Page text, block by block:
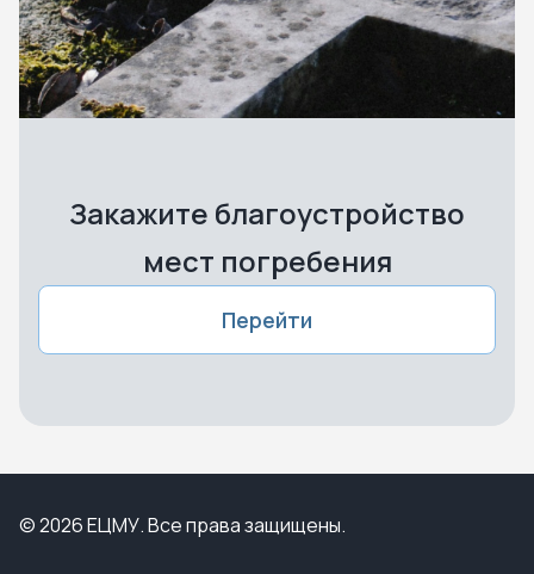
Закажите благоустройство
мест погребения
Перейти
© 2026 ЕЦМУ. Все права защищены.